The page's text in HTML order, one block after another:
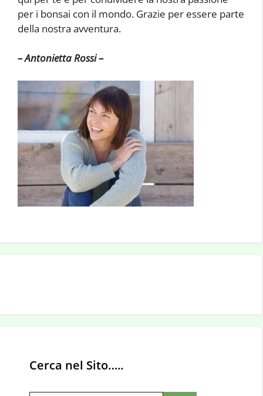
per i bonsai con il mondo. Grazie per essere parte
della nostra avventura.
– Antonietta Rossi –
Cerca nel Sito…..